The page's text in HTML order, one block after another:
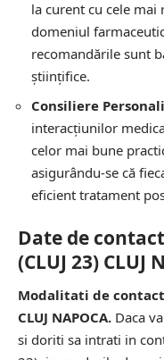
la curent cu cele mai
domeniul
recomandările sunt
științifice.
Consiliere
interacțiunilor
celor mai bune
asigurându-se că
eficient tratament
Date de
(CLUJ 23) CLUJ
Modalitati de contact
CLUJ NAPOCA. Daca
si doriti sa intrati in